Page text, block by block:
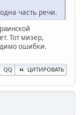
часть речи.
Тот мизер,
ошибки.
QQ ЦИТИРОВАТЬ